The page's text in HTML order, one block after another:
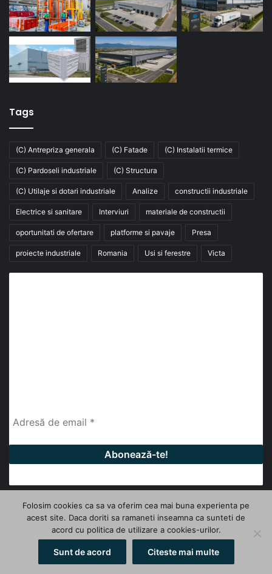
Tags
(C) Antrepriza generala (C) Fatade (C) Instalatii termice
(C) Pardoseli industriale (C) Structura
(C) Utilaje si dotari industriale Analize constructii industriale
Electrice si sanitare Interviuri materiale de constructii
oportunitati de ofertare platforme si pavaje Presa
proiecte industriale Romania Usi si ferestre Victa
© Copyright 2026, All Rights Reserved | InfoHale
FacebookLinkedInYouTube
Folosim cookies ca sa va oferim cea mai buna experienta pe
acest site. Daca doriti sa ramaneti inseamna ca sunteti de
acord cu politica de utilizare a cookies-urilor.
Sunt de acord Citeste mai multe